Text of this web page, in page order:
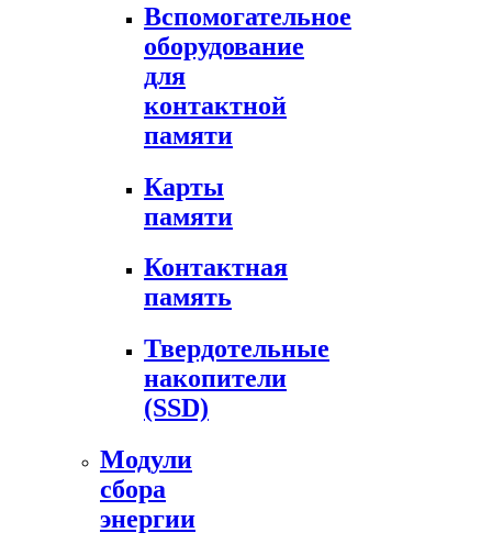
Вспомогательное
оборудование
для
контактной
памяти
Карты
памяти
Контактная
память
Твердотельные
накопители
(SSD)
Модули
сбора
энергии